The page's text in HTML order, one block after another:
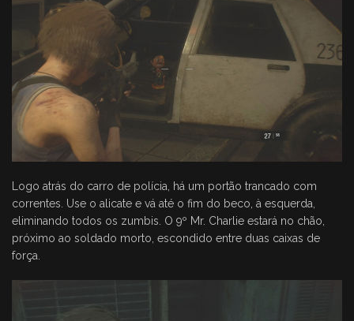
Logo atrás do carro de polícia, há um portão trancado com
correntes. Use o alicate e vá até o fim do beco, à esquerda,
eliminando todos os zumbis. O 9º Mr. Charlie estará no chão,
próximo ao soldado morto, escondido entre duas caixas de
força.